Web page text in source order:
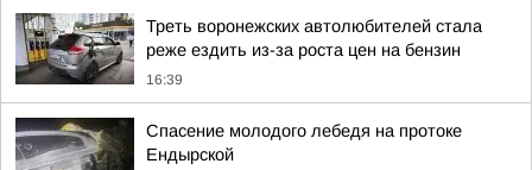
Треть воронежских автолюбителей стала
реже ездить из-за роста цен на бензин
16:39
Спасение молодого лебедя на протоке
Ендырской